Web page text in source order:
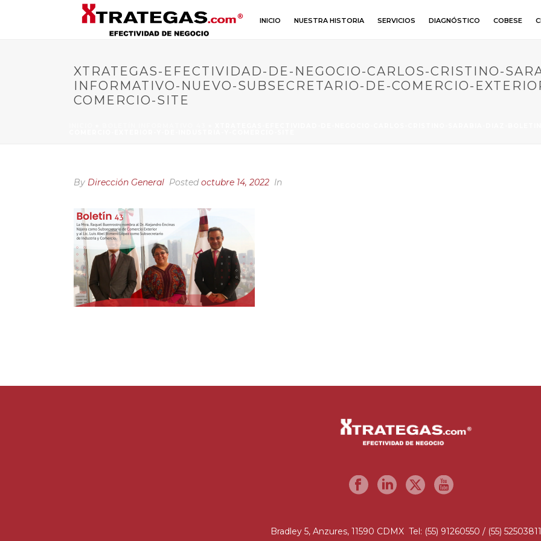
INICIO NUESTRA HISTORIA SERVICIOS DIAGNÓSTICO COBESE
XTRATEGAS-EFECTIVIDAD-DE-NEGOCIO-CARLOS-CRISTINO-
INFORMATIVO-NUEVO-SUBSECRETARIO-DE-COMERCIO-
COMERCIO-SITE
By Dirección General Postedoctubre 14, 2022 In
Bradley 5, Anzures, 11590 CDMX Tel: (55) 91260550 / (55) 52503811